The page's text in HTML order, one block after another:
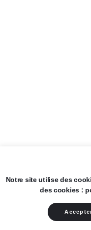
Notre site utilise des
des cookies :